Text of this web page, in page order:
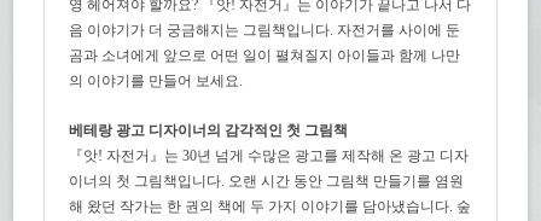
영 헤어져야 할까요? 『앗! 자전거』는 이야기가 끝나고 나서 다
음 이야기가 더 궁금해지는 그림책입니다. 자전거를 사이에 둔
곰과 소녀에게 앞으로 어떤 일이 펼쳐질지 아이들과 함께 나만
의 이야기를 만들어 보세요.
베테랑 광고 디자이너의 감각적인 첫 그림책
『앗! 자전거』는 30년 넘게 수많은 광고를 제작해 온 광고 디자
이너의 첫 그림책입니다. 오랜 시간 동안 그림책 만들기를 염원
해 왔던 작가는 한 권의 책에 두 가지 이야기를 담아냈습니다. 숲